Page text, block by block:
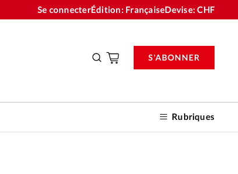
Se connecterÉdition: FrançaiseDevise:CHF
Rubriques
S'ABONNER